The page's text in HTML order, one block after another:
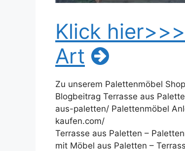
Klick
Art
Zu unserem Palettenmöbel Shop
Blogbeitrag Terrasse aus
aus-paletten/ Palettenmöbel
kaufen.com/
Terrasse aus Paletten –
mit Möbel aus Paletten –